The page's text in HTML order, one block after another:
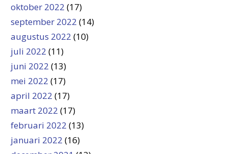
oktober 2022 (17)
september 2022 (14)
augustus 2022 (10)
juli 2022 (11)
juni 2022 (13)
mei 2022 (17)
april 2022 (17)
maart 2022 (17)
februari 2022 (13)
januari 2022 (16)